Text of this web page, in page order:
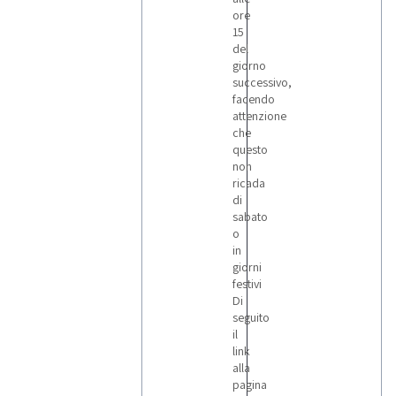
ore
15
del
giorno
successivo,
facendo
attenzione
che
questo
non
ricada
di
sabato
o
in
giorni
festivi
Di
seguito
il
link
alla
pagina